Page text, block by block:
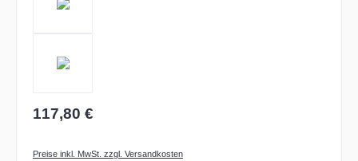
117,80 €
Preise inkl. MwSt. zzgl. Versandkosten